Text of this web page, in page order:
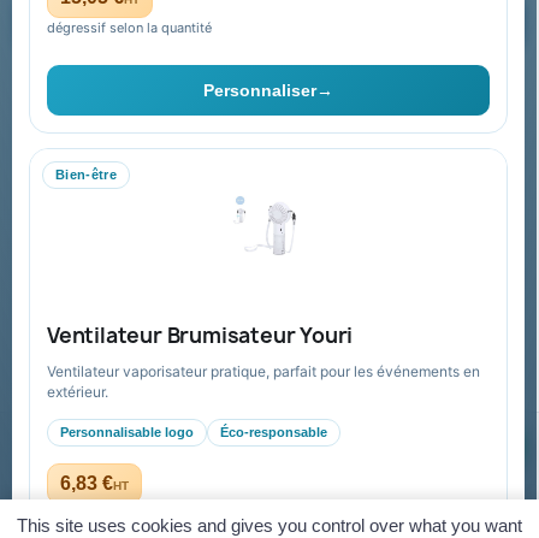
dégressif selon la quantité
Personnaliser→
Bien-être
Ventilateur Brumisateur Youri
Ventilateur vaporisateur pratique, parfait pour les événements en
extérieur.
Personnalisable logo Éco-responsable
6,83 €HT
Vous pouvez vous désinscrire à tout moment. Vous trouverez pour
cela nos informations de contact dans les conditions d'utilisation du
site.
Collectivités & administrations
Devis, mandat administratif et facturation Chorus Pro
© 2026 Goodies Pub France — Tous droits réservés
Mentions légales
Virement Mandat administratif Visa Mastercard
This site uses cookies and gives you control over what you want